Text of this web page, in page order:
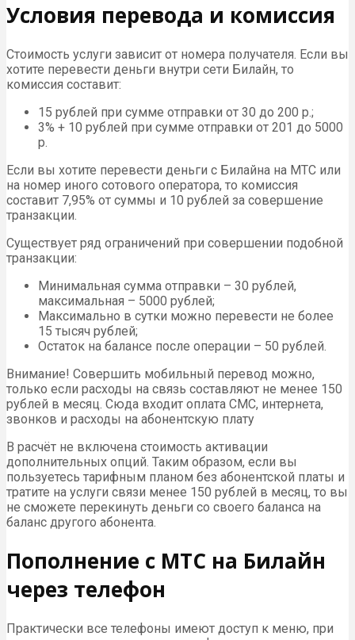
Условия перевода и комиссия
Стоимость услуги зависит от номера получателя. Если вы
хотите перевести деньги внутри сети Билайн, то
комиссия составит:
15 рублей при сумме отправки от 30 до 200 р.;
3% + 10 рублей при сумме отправки от 201 до 5000
р.
Если вы хотите перевести деньги с Билайна на МТС или
на номер иного сотового оператора, то комиссия
составит 7,95% от суммы и 10 рублей за совершение
транзакции.
Существует ряд ограничений при совершении подобной
транзакции:
Минимальная сумма отправки – 30 рублей,
максимальная – 5000 рублей;
Максимально в сутки можно перевести не более
15 тысяч рублей;
Остаток на балансе после операции – 50 рублей.
Внимание! Совершить мобильный перевод можно,
только если расходы на связь составляют не менее 150
рублей в месяц. Сюда входит оплата СМС, интернета,
звонков и расходы на абонентскую плату
В расчёт не включена стоимость активации
дополнительных опций. Таким образом, если вы
пользуетесь тарифным планом без абонентской платы и
тратите на услуги связи менее 150 рублей в месяц, то вы
не сможете перекинуть деньги со своего баланса на
баланс другого абонента.
Пополнение с МТС на Билайн
через телефон
Практически все телефоны имеют доступ к меню, при